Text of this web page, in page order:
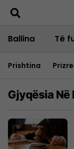
Ballina Të
Prishtina
Gjyqësia Në